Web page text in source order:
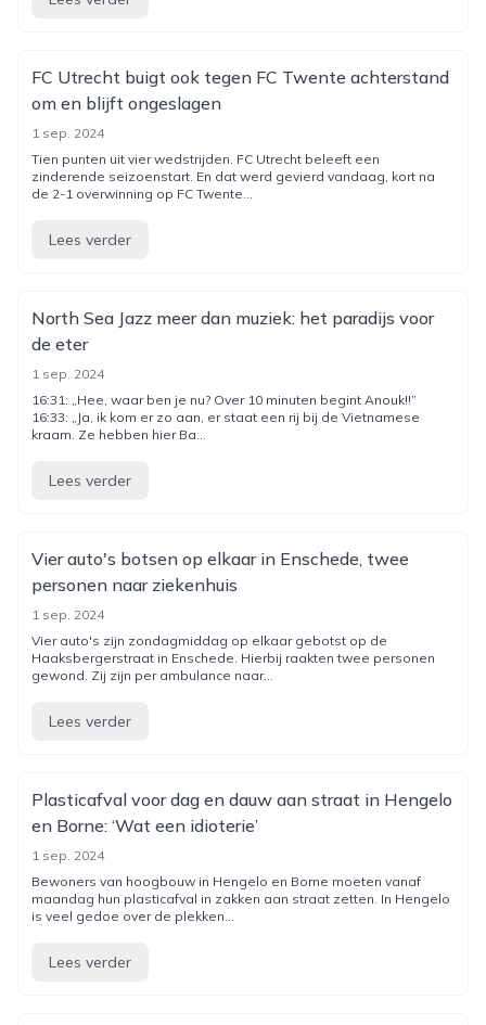
FC Utrecht buigt ook tegen FC Twente achterstand
om en blijft ongeslagen
1 sep. 2024
Tien punten uit vier wedstrijden. FC Utrecht beleeft een
zinderende seizoenstart. En dat werd gevierd vandaag, kort na
de 2-1 overwinning op FC Twente...
Lees verder
North Sea Jazz meer dan muziek: het paradijs voor
de eter
1 sep. 2024
16:31: „Hee, waar ben je nu? Over 10 minuten begint Anouk!!”
16:33: „Ja, ik kom er zo aan, er staat een rij bij de Vietnamese
kraam. Ze hebben hier Ba...
Lees verder
Vier auto's botsen op elkaar in Enschede, twee
personen naar ziekenhuis
1 sep. 2024
Vier auto's zijn zondagmiddag op elkaar gebotst op de
Haaksbergerstraat in Enschede. Hierbij raakten twee personen
gewond. Zij zijn per ambulance naar...
Lees verder
Plasticafval voor dag en dauw aan straat in Hengelo
en Borne: ‘Wat een idioterie’
1 sep. 2024
Bewoners van hoogbouw in Hengelo en Borne moeten vanaf
maandag hun plasticafval in zakken aan straat zetten. In Hengelo
is veel gedoe over de plekken...
Lees verder